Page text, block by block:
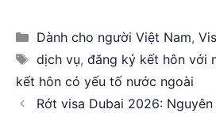
Categories
Dành cho người Việt Nam,
Tags
dịch vụ, đăng ký kết hôn với
kết hôn có yếu tố nước ngoài
Rớt visa Dubai 2026: